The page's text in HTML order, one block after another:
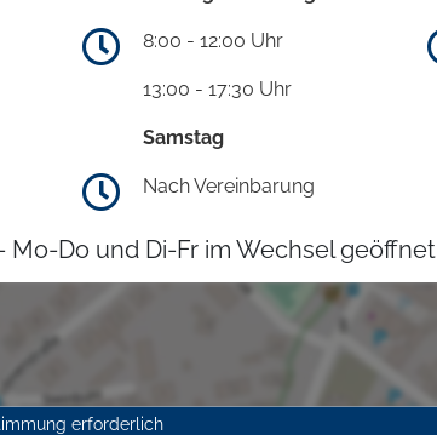
8:00 - 12:00 Uhr
13:00 - 17:30 Uhr
Samstag
Nach Vereinbarung
Mo-Do und Di-Fr im Wechsel geöffnet
erforderlich